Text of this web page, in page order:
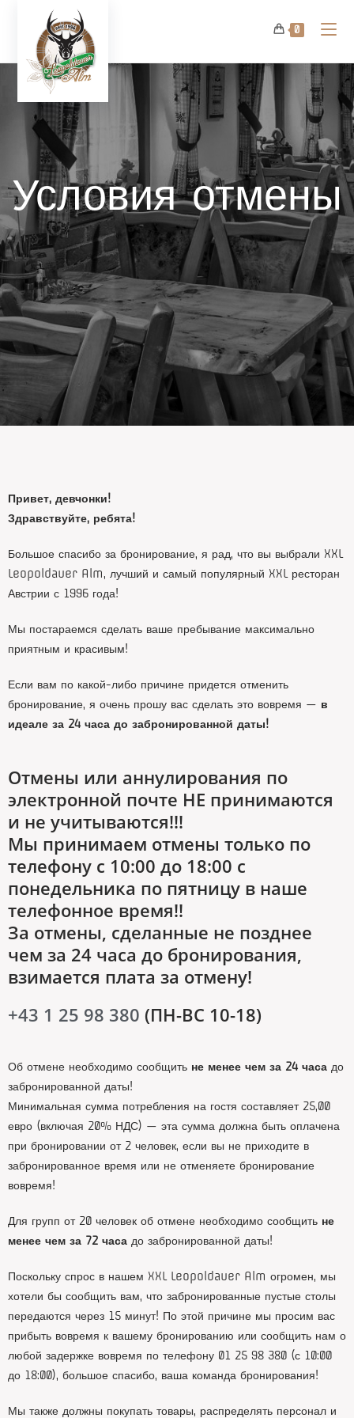
0
Условия отмены
Привет, девчонки!
Здравствуйте, ребята!
Большое спасибо за бронирование, я рад, что вы выбрали XXL
Leopoldauer Alm, лучший и самый популярный XXL ресторан
Австрии с 1996 года!
Мы постараемся сделать ваше пребывание максимально
приятным и красивым!
Если вам по какой-либо причине придется отменить
бронирование, я очень прошу вас сделать это вовремя — в
идеале за 24 часа до забронированной даты!
Отмены или аннулирования по
электронной почте НЕ принимаются
и не учитываются!!!
Мы принимаем отмены только по
телефону с 10:00 до 18:00 с
понедельника по пятницу в наше
телефонное время!!
За отмены, сделанные не позднее
чем за 24 часа до бронирования,
взимается плата за отмену!
+43 1 25 98 380 (ПН-ВС 10-18)
Об отмене необходимо сообщить не менее чем за 24 часа до
забронированной даты!
Минимальная сумма потребления на гостя составляет 25,00
евро (включая 20% НДС) — эта сумма должна быть оплачена
при бронировании от 2 человек, если вы не приходите в
забронированное время или не отменяете бронирование
вовремя!
Для групп от 20 человек об отмене необходимо сообщить не
менее чем за 72 часа до забронированной даты!
Поскольку спрос в нашем XXL Leopoldauer Alm огромен, мы
хотели бы сообщить вам, что забронированные пустые столы
передаются через 15 минут! По этой причине мы просим вас
прибыть вовремя к вашему бронированию или сообщить нам о
любой задержке вовремя по телефону 01 25 98 380 (с 10:00
до 18:00), большое спасибо, ваша команда бронирования!
Мы также должны покупать товары, распределять персонал и